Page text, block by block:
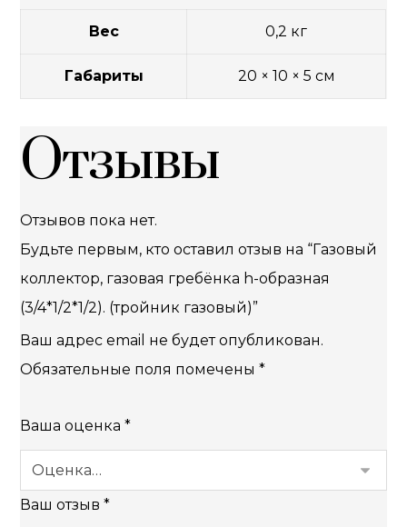
Вес 0,2 кг
Габариты 20 × 10 × 5 см
Отзывы
Отзывов пока нет.
Будьте первым, кто оставил отзыв на “Газовый
коллектор, газовая гребёнка h-образная
(3/4*1/2*1/2). (тройник газовый)”
Ваш адрес email не будет опубликован.
Обязательные поля помечены*
Ваша оценка*
Ваш отзыв*